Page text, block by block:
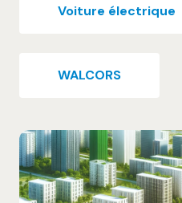
Voiture électrique
WALCORS